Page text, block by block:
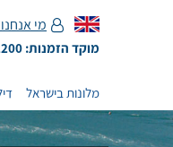
מי
מוקד הזמנות: 072-3712200, א'-ה': 19:00-9:00, שישי: 13:00-9:00
מלונות בישראל